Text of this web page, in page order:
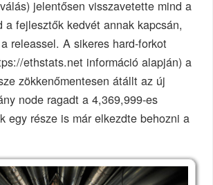
jelentősen visszavetette mind a
a fejlesztők kedvét annak kapcsán,
releassel. A sikeres hard-forkot
ethstats.net információ alapján) a
zökkenőmentesen átállt az új
node ragadt a 4,369,999-es
egy része is már elkezdte behozni a